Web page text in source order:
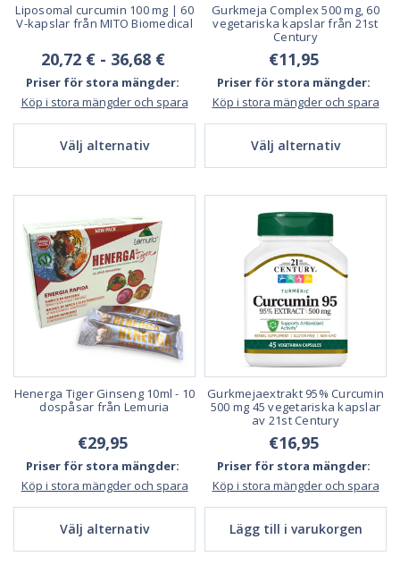
Liposomal curcumin 100 mg | 60
V-kapslar från MITO Biomedical
20,72 € - 36,68 €
Priser för stora mängder:
Köp i stora mängder och spara
Välj alternativ
Gurkmeja Complex 500 mg, 60
vegetariska kapslar från 21st
Century
€11,95
Priser för stora mängder:
Köp i stora mängder och spara
Välj alternativ
Henerga Tiger Ginseng 10ml - 10
dospåsar från Lemuria
€29,95
Priser för stora mängder:
Köp i stora mängder och spara
Välj alternativ
Gurkmejaextrakt 95% Curcumin
500 mg 45 vegetariska kapslar
av 21st Century
€16,95
Priser för stora mängder:
Köp i stora mängder och spara
Lägg till i varukorgen